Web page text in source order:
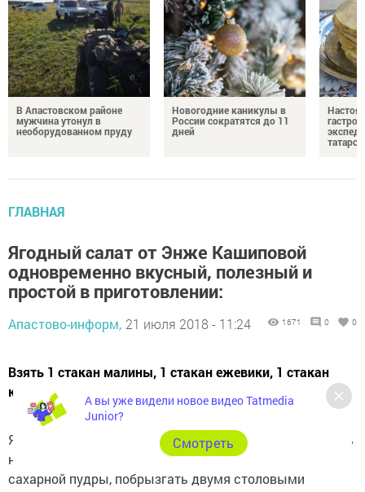
В Апастовском районе
мужчина утонул в
необорудованном пруду
Новогодние каникулы в
России сократятся до 11
дней
ГЛАВНАЯ
Ягодный салат от Энже Кашиповой
одновременно вкусный, полезный и
простой в приготовлении:
Апастово-информ, 21 июля 2018 - 11:24 1671 0 0
Взять 1 стакан малины, 1 стакан ежевики, 1 стакан
красной смородины, 1 стакан виктории.
Ягоды хорошо промыть, викторию очистить и нарезать
на половинки. Посыпать ягоды половиной стакана
сахарной пудры, побрызгать двумя столовыми
А вы уже видели новое видео Tatmedia
Junior?
Cмотреть